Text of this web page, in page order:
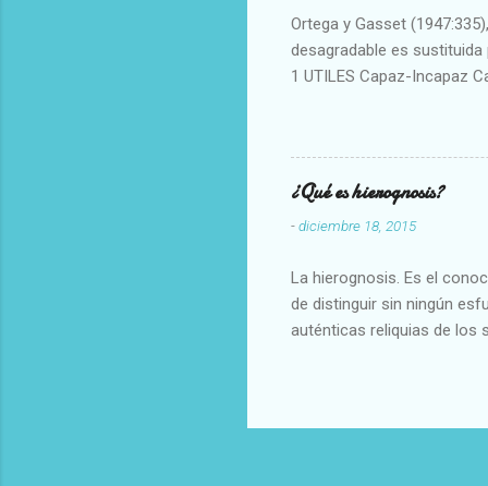
Ortega y Gasset
desagradable es
1 UTILES Capaz-Incapaz
Escrupuloso-Relajado
Armonioso-Inarmonioso 4
¿Qué es hierognosis?
-diciembre 18, 2015
La hierognosis. Es el
de distinguir sin ningún
auténticas reliquias de los